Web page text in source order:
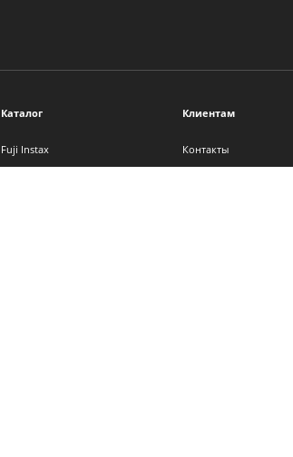
Каталог
Fuji Instax
Клиентам
Контакты